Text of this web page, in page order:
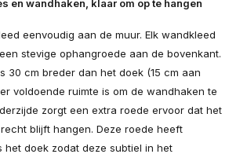
en wandhaken, klaar om op te hangen
eenvoudig aan de muur. Elk wandkleed
stevige ophangroede aan de bovenkant.
30 cm breder dan het doek (15 cm aan
voldoende ruimte is om de wandhaken te
zorgt een extra roede ervoor dat het
blijft hangen. Deze roede heeft
het doek zodat deze subtiel in het